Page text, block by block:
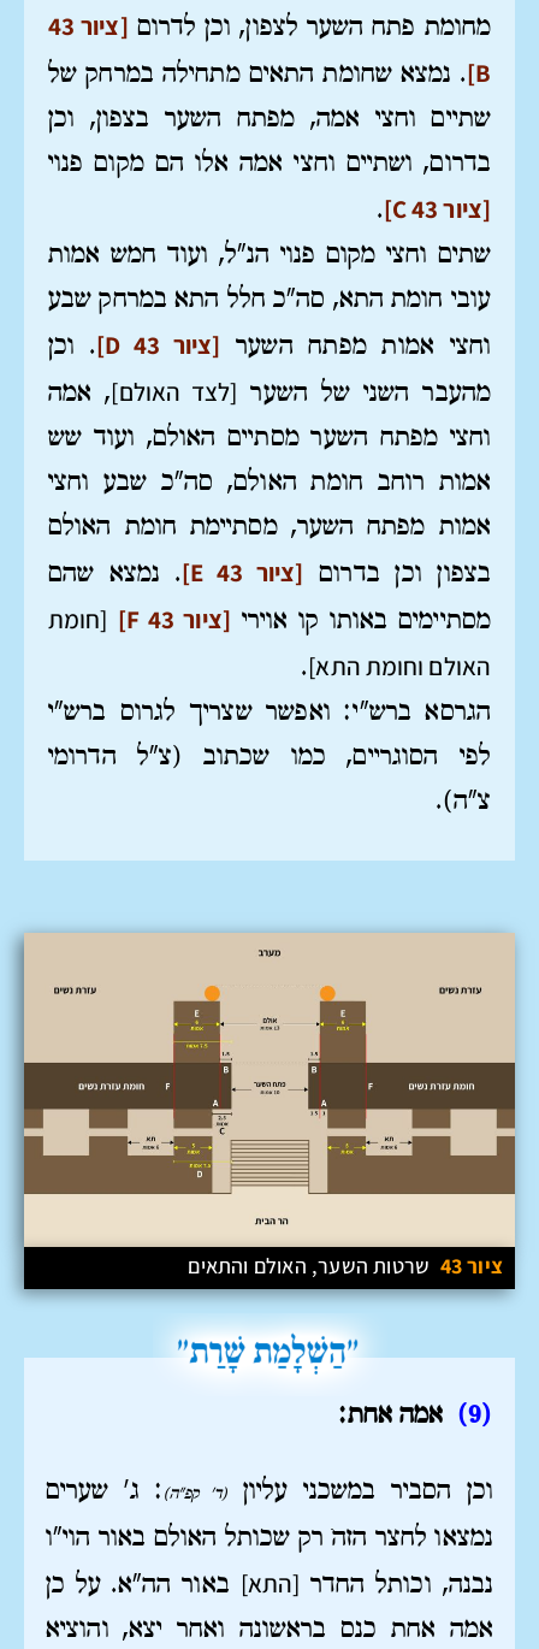
מחומת פתח השער לצפון, וכן לדרום
[ציור 43
B] . נמצא שחומת התאים מתחילה במרחק של
שתיים וחצי אמה, מפתח השער בצפון, וכן
בדרום, ושתיים וחצי אמה אלו הם מקום פנוי
[ציור 43 C]
.
שתים וחצי מקום פנוי הנ"ל, ועוד חמש אמות
עובי חומת התא, סה"כ חלל התא במרחק שבע
וחצי אמות מפתח השער [ציור 43 D]
. וכן
מהעבר השני של השער [לצד האולם], אמה
וחצי מפתח השער מסתיים האולם, ועוד שש
אמות רוחב חומת האולם, סה"כ שבע וחצי
אמות מפתח השער, מסתיימת חומת האולם
בצפון וכן בדרום [ציור 43 E]
. נמצא שהם
מסתיימים באותו קו אוירי [ציור 43 F]
[חומת
האולם וחומת התא].
הגרסא ברש"י: ואפשר שצריך לגרוס ברש"י
לפי הסוגריים, כמו שכתוב (צ"ל הדרומי
צ"ה).
ציור 43 שרטות השער, האולם והתאים
(9) אמה אחת:
וכן הסביר במשכני עליון (ד' קפ"ה) : ג' שערים
נמצאו לחצר הזה… רק שכותל האולם באור הוי"ו
נבנה, וכותל החדר [התא] באור הה"א. על כן
אמה אחת כנס בראשונה ואחר יצא, והוציא